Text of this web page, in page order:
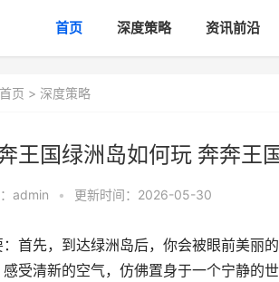
首页 深度策略 资讯前沿
首页 > 深度策略
王国绿洲岛如何玩 奔奔王
admin • 更新时间：2026-05-30
：首先，到达绿洲岛后，你会被眼前美丽
感受清新的空气，仿佛置身于一个宁静的